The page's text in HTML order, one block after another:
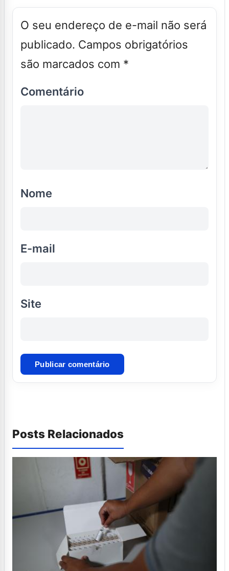
O seu endereço de e-mail não será
publicado. Campos obrigatórios
são marcados com *
Comentário
Nome
E-mail
Site
Posts Relacionados